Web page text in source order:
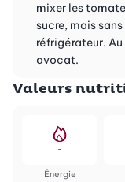
mixer les
sucre, mais
réfrigérateur.
avocat.
Valeurs
Énergie
-